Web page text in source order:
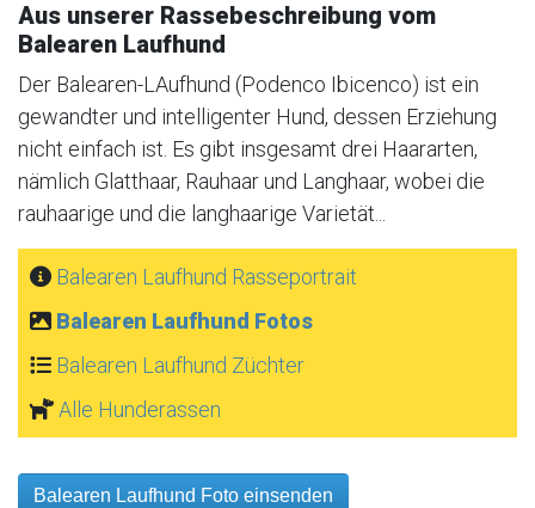
Aus unserer Rassebeschreibung vom
Balearen Laufhund
Der Balearen-LAufhund (Podenco Ibicenco) ist ein
gewandter und intelligenter Hund, dessen Erziehung
nicht einfach ist. Es gibt insgesamt drei Haararten,
nämlich Glatthaar, Rauhaar und Langhaar, wobei die
rauhaarige und die langhaarige Varietät...
Balearen Laufhund Rasseportrait
Balearen Laufhund Fotos
Balearen Laufhund Züchter
Alle Hunderassen
Balearen Laufhund Foto einsenden